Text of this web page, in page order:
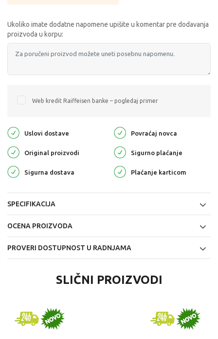
Ukoliko imate dodatne napomene upišite u komentar pre dodavanja
proizvoda u korpu:
Web kredit Raiffeisen banke – pogledaj primer
Uslovi dostave Povraćaj novca
Original proizvodi Sigurno plaćanje
Sigurna dostava Plaćanje karticom
SPECIFIKACIJA
OCENA PROIZVODA
PROVERI DOSTUPNOST U RADNJAMA
SLIČNI PROIZVODI